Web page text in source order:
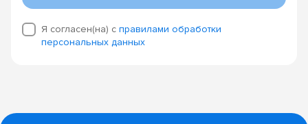
Я согласен(на) с правилами обработки
персональных данных